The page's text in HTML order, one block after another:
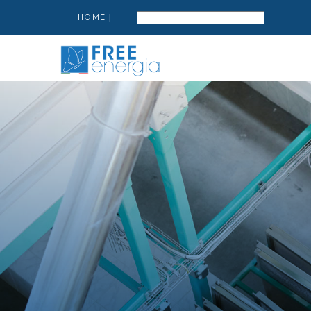
HOME |